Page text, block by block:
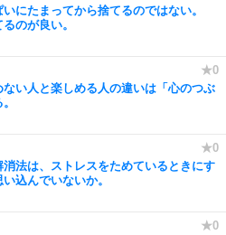
にたまってから捨てるのではない。
のが良い。
ない人と楽しめる人の違いは「心のつぶ
消法は、ストレスをためているときにす
込んでいないか。